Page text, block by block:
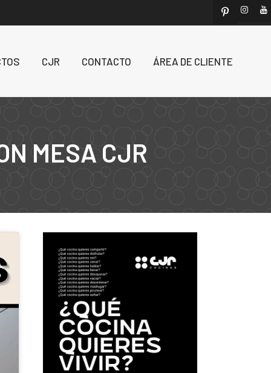
CJR CONTACTO ÁREA DE CLIENTE
MESA CJR